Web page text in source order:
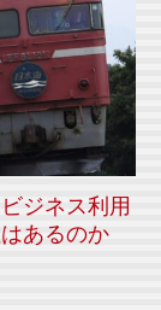
ジネス利用
あるのか